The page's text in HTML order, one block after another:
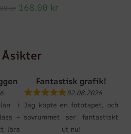
168.00 kr
Åsikter
i
–
lära
Fantastisk grafik!
02.08.2026
Jag köpte en fototapet, och
sovrummet ser fantastiskt
ut nu!